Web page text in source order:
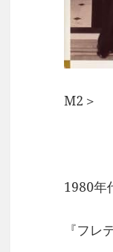
M2＞
1980年
『フレ